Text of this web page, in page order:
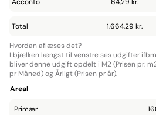
Acconto 64,29 kr.
Total 1.664,29 kr.
Hvordan aflæses det?
I bjælken længst til venstre ses udgifter
bliver denne udgift opdelt i M2 (Prisen pr.
pr Måned) og Årligt (Prisen pr år).
Areal
Primær